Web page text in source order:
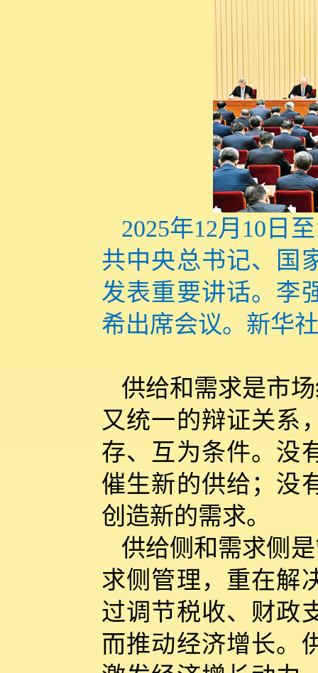
2025年12月10日
共中央总书记、国
发表重要讲话。李
希出席会议。新华
供给和需求是市
又统一的辩证关系
存、互为条件。没
催生新的供给；没
创造新的需求。
供给侧和需求侧
求侧管理，重在解
过调节税收、财政
而推动经济增长。